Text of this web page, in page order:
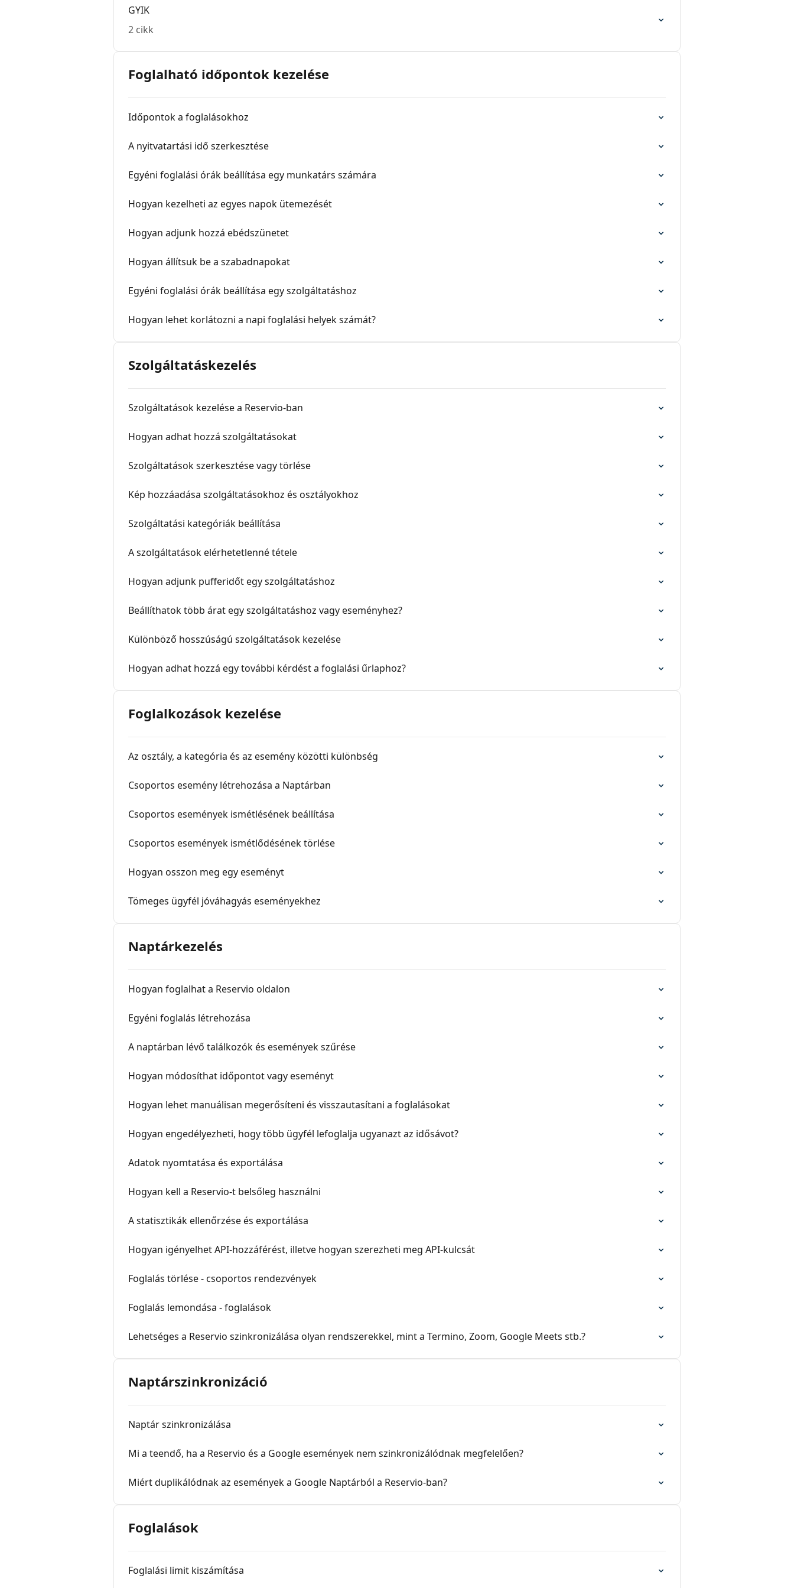
GYIK
2 cikk
Foglalható időpontok kezelése
Időpontok a foglalásokhoz
A nyitvatartási idő szerkesztése
Egyéni foglalási órák beállítása egy munkatárs számára
Hogyan kezelheti az egyes napok ütemezését
Hogyan adjunk hozzá ebédszünetet
Hogyan állítsuk be a szabadnapokat
Egyéni foglalási órák beállítása egy szolgáltatáshoz
Hogyan lehet korlátozni a napi foglalási helyek számát?
Szolgáltatáskezelés
Szolgáltatások kezelése a Reservio-ban
Hogyan adhat hozzá szolgáltatásokat
Szolgáltatások szerkesztése vagy törlése
Kép hozzáadása szolgáltatásokhoz és osztályokhoz
Szolgáltatási kategóriák beállítása
A szolgáltatások elérhetetlenné tétele
Hogyan adjunk pufferidőt egy szolgáltatáshoz
Beállíthatok több árat egy szolgáltatáshoz vagy eseményhez?
Különböző hosszúságú szolgáltatások kezelése
Hogyan adhat hozzá egy további kérdést a foglalási űrlaphoz?
Foglalkozások kezelése
Az osztály, a kategória és az esemény közötti különbség
Csoportos esemény létrehozása a Naptárban
Csoportos események ismétlésének beállítása
Csoportos események ismétlődésének törlése
Hogyan osszon meg egy eseményt
Tömeges ügyfél jóváhagyás eseményekhez
Naptárkezelés
Hogyan foglalhat a Reservio oldalon
Egyéni foglalás létrehozása
A naptárban lévő találkozók és események szűrése
Hogyan módosíthat időpontot vagy eseményt
Hogyan lehet manuálisan megerősíteni és visszautasítani a foglalásokat
Hogyan engedélyezheti, hogy több ügyfél lefoglalja ugyanazt az idősávot?
Adatok nyomtatása és exportálása
Hogyan kell a Reservio-t belsőleg használni
A statisztikák ellenőrzése és exportálása
Hogyan igényelhet API-hozzáférést, illetve hogyan szerezheti meg API-kulcsát
Foglalás törlése - csoportos rendezvények
Foglalás lemondása - foglalások
Lehetséges a Reservio szinkronizálása olyan rendszerekkel, mint a Termino, Zoom, Google Meets stb.?
Naptárszinkronizáció
Naptár szinkronizálása
Mi a teendő, ha a Reservio és a Google események nem szinkronizálódnak megfelelően?
Miért duplikálódnak az események a Google Naptárból a Reservio-ban?
Foglalások
Foglalási limit kiszámítása